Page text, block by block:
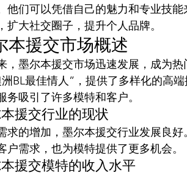
他们可以凭借自己的魅力和专业技
扩大社交圈子，提升个人品牌。
本援交市场概述
，墨尔本援交市场迅速发展，成为
BL最佳情人”，提供了多样化的高
务吸引了许多模特和客户。
援交行业的现状
求的增加，墨尔本援交行业发展良
户需求，也为模特提供了更多机会。
援交模特的收入水平